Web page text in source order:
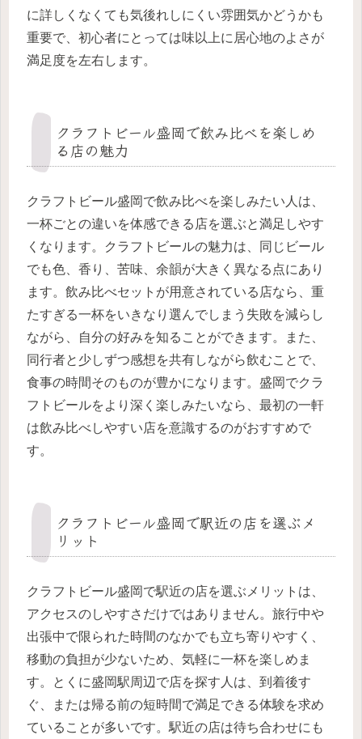
に詳しくなくても気後れしにくい雰囲気かどうかも
重要で、初心者にとっては味以上に居心地のよさが
満足度を左右します。
クラフトビール盛岡で飲み比べを楽しめ
る店の魅力
クラフトビール盛岡で飲み比べを楽しみたい人は、
一杯ごとの違いを体感できる店を選ぶと満足しやす
くなります。クラフトビールの魅力は、同じビール
でも色、香り、苦味、余韻が大きく異なる点にあり
ます。飲み比べセットが用意されている店なら、重
たすぎる一杯をいきなり選んでしまう失敗を減らし
ながら、自分の好みを知ることができます。また、
同行者と少しずつ感想を共有しながら飲むことで、
食事の時間そのものが豊かになります。盛岡でクラ
フトビールをより深く楽しみたいなら、最初の一軒
は飲み比べしやすい店を意識するのがおすすめで
す。
クラフトビール盛岡で駅近の店を選ぶメ
リット
クラフトビール盛岡で駅近の店を選ぶメリットは、
アクセスのしやすさだけではありません。旅行中や
出張中で限られた時間のなかでも立ち寄りやすく、
移動の負担が少ないため、気軽に一杯を楽しめま
す。とくに盛岡駅周辺で店を探す人は、到着後す
ぐ、または帰る前の短時間で満足できる体験を求め
ていることが多いです。駅近の店は待ち合わせにも